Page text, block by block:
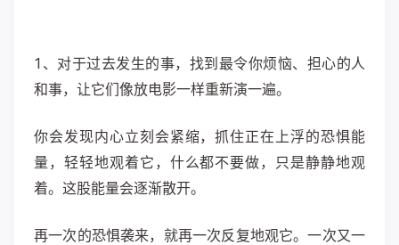
1、对于过去发生的事，找到最令你烦恼、担心的人
和事，让它们像放电影一样重新演一遍。
你会发现内心立刻会紧缩，抓住正在上浮的恐惧能
量，轻轻地观着它，什么都不要做，只是静静地观
着。这股能量会逐渐散开。
再一次的恐惧袭来，就再一次反复地观它。一次又一